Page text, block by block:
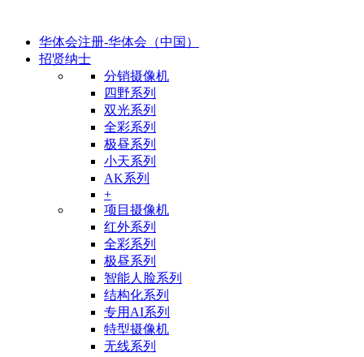
华体会注册-华体会（中国）
招贤纳士
分销摄像机
四野系列
双光系列
全彩系列
极昼系列
小天系列
AK系列
+
项目摄像机
红外系列
全彩系列
极昼系列
智能人脸系列
结构化系列
专用AI系列
特型摄像机
无线系列